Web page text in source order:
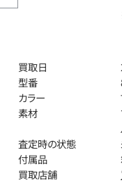
買取日
型番
カラー
素材
査定時の状態
付属品
買取店舗